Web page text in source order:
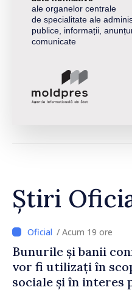
ale organelor centrale
de specialitate ale
publice, informații,
comunicate
Știri
/ Acum 19 ore
Bunurile și banii
vor fi utilizați în
sociale și în interes